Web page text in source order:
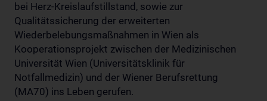
bei Herz-Kreislaufstillstand, sowie zur
Qualitätssicherung der erweiterten
Wiederbelebungsmaßnahmen in Wien als
Kooperationsprojekt zwischen der Medizinischen
Universität Wien (Universitätsklinik für
Notfallmedizin) und der Wiener Berufsrettung
(MA70) ins Leben gerufen.